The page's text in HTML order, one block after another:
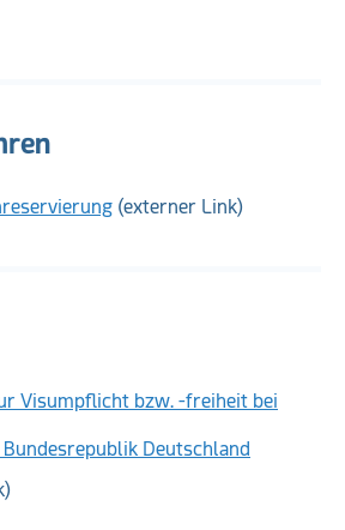
(externer Link)
Visumpflicht bzw. -freiheit bei
Deutschland